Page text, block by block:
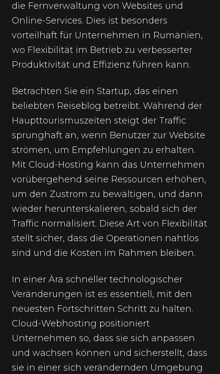
die Fernverwaltung von Websites und
Online-Services. Dies ist besonders
vorteilhaft für Unternehmen in Rumänien,
wo Flexibilität im Betrieb zu verbesserter
Produktivität und Effizienz führen kann.
Betrachten Sie ein Startup, das einen
beliebten Reiseblog betreibt. Während der
Haupttourismuszeiten steigt der Traffic
sprunghaft an, wenn Benutzer zur Website
strömen, um Empfehlungen zu erhalten.
Mit Cloud-Hosting kann das Unternehmen
vorübergehend seine Ressourcen erhöhen,
um den Zustrom zu bewältigen, und dann
wieder herunterskalieren, sobald sich der
Traffic normalisiert. Diese Art von Flexibilität
stellt sicher, dass die Operationen nahtlos
sind und die Kosten im Rahmen bleiben.
In einer Ära schneller technologischer
Veränderungen ist es essentiell, mit den
neuesten Fortschritten Schritt zu halten.
Cloud-Webhosting positioniert
Unternehmen so, dass sie sich anpassen
und wachsen können und sicherstellt, dass
sie in einer sich verändernden Umgebung